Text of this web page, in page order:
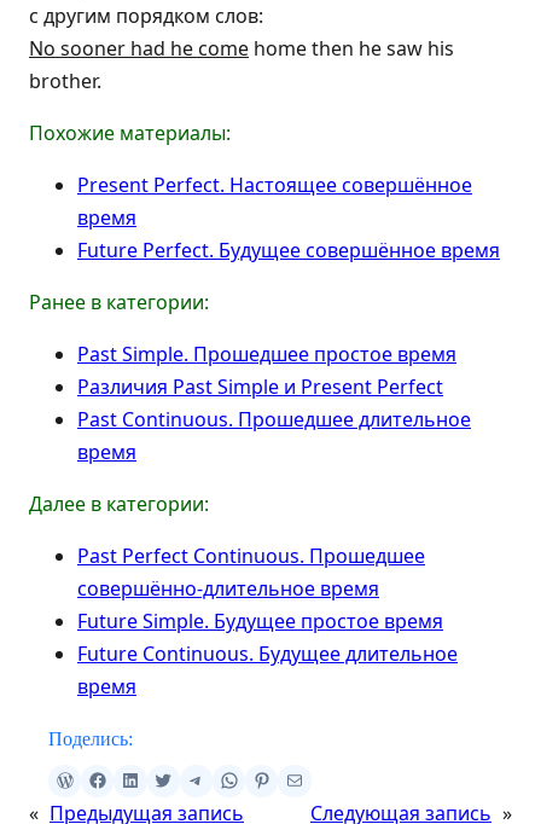
с другим порядком слов:
No sooner had he come home then he saw his
brother.
Похожие материалы:
Present Perfect. Настоящее совершённое
время
Future Perfect. Будущее совершённое время
Ранее в категории:
Past Simple. Прошедшее простое время
Различия Past Simple и Present Perfect
Past Continuous. Прошедшее длительное
время
Далее в категории:
Past Perfect Continuous. Прошедшее
совершённо-длительное время
Future Simple. Будущее простое время
Future Continuous. Будущее длительное
время
Поделись:
« Предыдущая запись Следующая запись »